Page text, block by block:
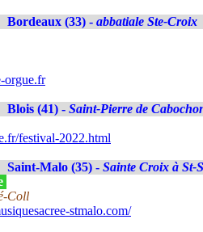
Bordeaux (33) - abbatiale Ste-Croix
orgue.fr
Blois (41) - Saint-Pierre de
festival-2022.html
Saint-Malo (35) - Sainte Croix à St-
Coll
stmalo.com/